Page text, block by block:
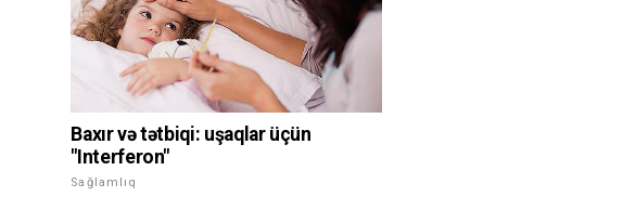
Baxır və tətbiqi: uşaqlar üçün
"Interferon"
Sağlamlıq